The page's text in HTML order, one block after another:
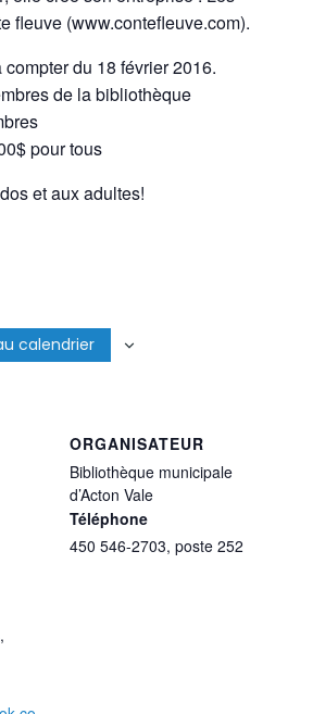
fleuve (www.contefleuve.com).
du 18 février 2016.
de la bibliothèque
pour tous
et aux adultes!
calendrier
,
ORGANISATEUR
Bibliothèque municipale
d’Acton Vale
Téléphone
450 546-2703, poste 252